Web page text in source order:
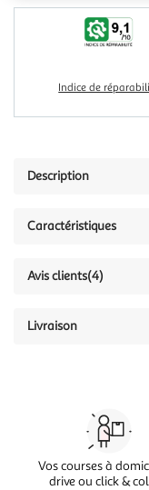
Indice de
Description
Caractéristiques
Avis clients(4)
Livraison
Vos courses à
drive ou click &